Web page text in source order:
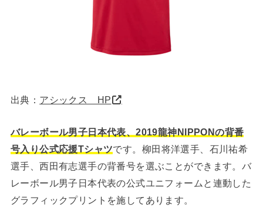
出典： アシックス HP
バレーボール男子日本代表、2019龍神NIPPONの背番
号入り公式応援Tシャツです。柳田将洋選手、石川祐希
選手、西田有志選手の背番号を選ぶことができます。バ
レーボール男子日本代表の公式ユニフォームと連動した
グラフィックプリントを施してあります。